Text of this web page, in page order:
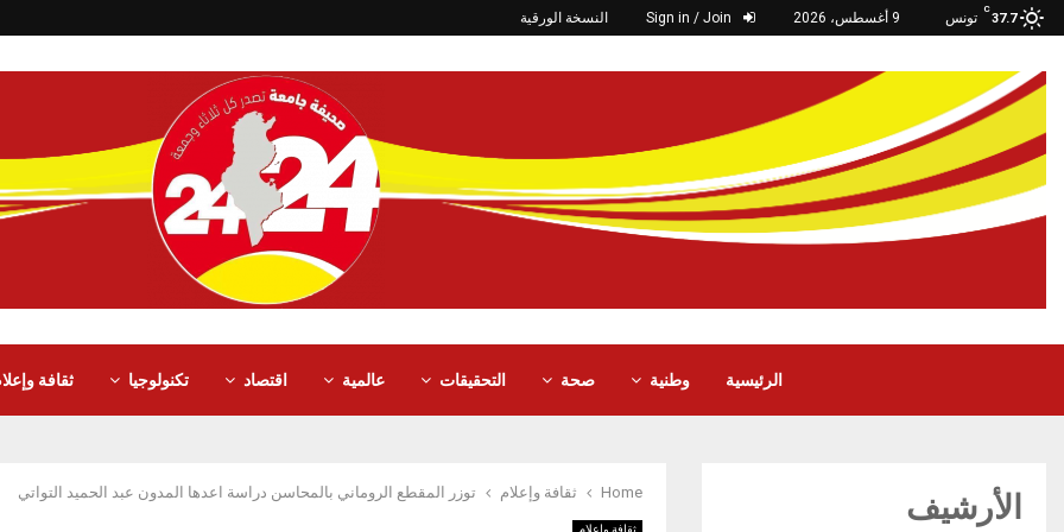
37.7
C
تونس 9 أغسطس، 2026 النسخة الورقية
الرئيسية وطنية صحة التحقيقات عالمية اقتصاد تكنولوجيا ثقافة
Home ثقافة وإعلام توزر المقطع الروماني بالمحاسن دراسة اعدها المدون عبد الحميد التواتي
ثقافة وإعلام
الأرشيف